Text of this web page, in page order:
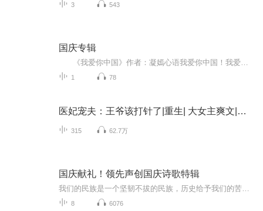
3 543
国庆专辑
1 78
医妃宠夫：王爷该打针了|重生| 大女主爽文|甜宠
315 62.7万
国庆献礼！领先声创国庆诗歌特辑
8 6076